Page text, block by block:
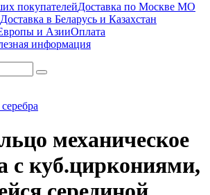
покупателейДоставка по Москве МО
Доставка в Беларусь и Казахстан
и АзииОплата
информация
механическое
с куб.циркониями,